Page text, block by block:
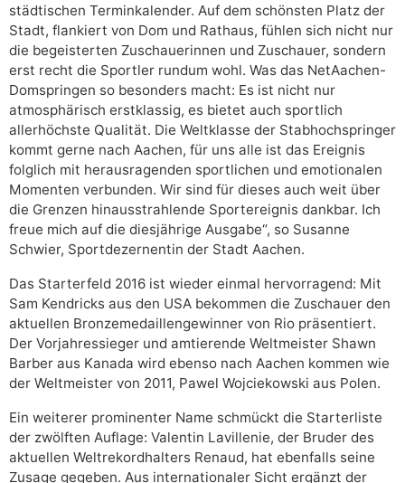
städtischen Terminkalender. Auf dem schönsten Platz der
Stadt, flankiert von Dom und Rathaus, fühlen sich nicht nur
die begeisterten Zuschauerinnen und Zuschauer, sondern
erst recht die Sportler rundum wohl. Was das NetAachen-
Domspringen so besonders macht: Es ist nicht nur
atmosphärisch erstklassig, es bietet auch sportlich
allerhöchste Qualität. Die Weltklasse der Stabhochspringer
kommt gerne nach Aachen, für uns alle ist das Ereignis
folglich mit herausragenden sportlichen und emotionalen
Momenten verbunden. Wir sind für dieses auch weit über
die Grenzen hinausstrahlende Sportereignis dankbar. Ich
freue mich auf die diesjährige Ausgabe“, so Susanne
Schwier, Sportdezernentin der Stadt Aachen.
Das Starterfeld 2016 ist wieder einmal hervorragend: Mit
Sam Kendricks aus den USA bekommen die Zuschauer den
aktuellen Bronzemedaillengewinner von Rio präsentiert.
Der Vorjahressieger und amtierende Weltmeister Shawn
Barber aus Kanada wird ebenso nach Aachen kommen wie
der Weltmeister von 2011, Pawel Wojciekowski aus Polen.
Ein weiterer prominenter Name schmückt die Starterliste
der zwölften Auflage: Valentin Lavillenie, der Bruder des
aktuellen Weltrekordhalters Renaud, hat ebenfalls seine
Zusage gegeben. Aus internationaler Sicht ergänzt der